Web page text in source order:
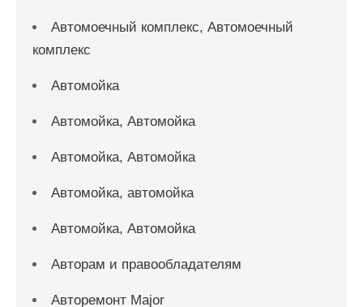
Автомоечный комплекс, Автомоечный
комплекс
Автомойка
Автомойка, Автомойка
Автомойка, Автомойка
Автомойка, автомойка
Автомойка, Автомойка
Авторам и правообладателям
Авторемонт Major